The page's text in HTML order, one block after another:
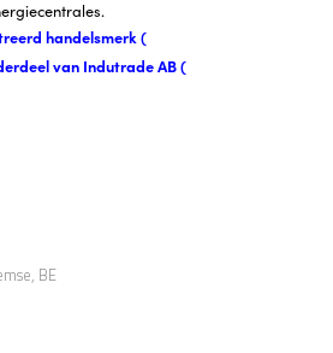
handelsmerk (
van Indutrade AB (
BE